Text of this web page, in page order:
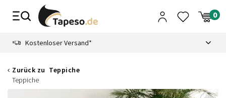
Zusammenbruch
Kostenloser Versand*
Zurück zu Teppiche
Teppiche